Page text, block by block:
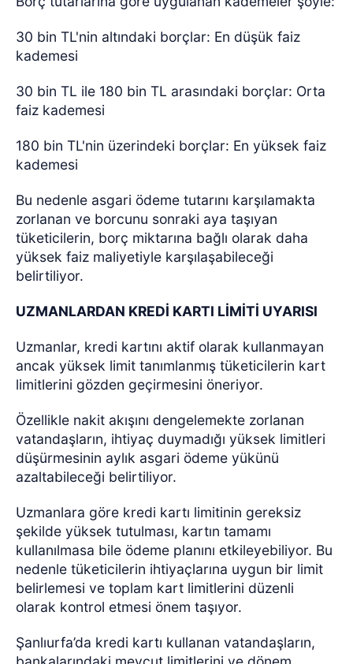
30 bin TL'nin altındaki borçlar: En düşük faiz
kademesi
30 bin TL ile 180 bin TL arasındaki borçlar: Orta
faiz kademesi
180 bin TL'nin üzerindeki borçlar: En yüksek faiz
kademesi
Bu nedenle asgari ödeme tutarını karşılamakta
zorlanan ve borcunu sonraki aya taşıyan
tüketicilerin, borç miktarına bağlı olarak daha
yüksek faiz maliyetiyle karşılaşabileceği
belirtiliyor.
UZMANLARDAN KREDİ KARTI LİMİTİ UYARISI
Uzmanlar, kredi kartını aktif olarak kullanmayan
ancak yüksek limit tanımlanmış tüketicilerin kart
limitlerini gözden geçirmesini öneriyor.
Özellikle nakit akışını dengelemekte zorlanan
vatandaşların, ihtiyaç duymadığı yüksek limitleri
düşürmesinin aylık asgari ödeme yükünü
azaltabileceği belirtiliyor.
Uzmanlara göre kredi kartı limitinin gereksiz
şekilde yüksek tutulması, kartın tamamı
kullanılmasa bile ödeme planını etkileyebiliyor. Bu
nedenle tüketicilerin ihtiyaçlarına uygun bir limit
belirlemesi ve toplam kart limitlerini düzenli
olarak kontrol etmesi önem taşıyor.
Şanlıurfa’da kredi kartı kullanan vatandaşların,